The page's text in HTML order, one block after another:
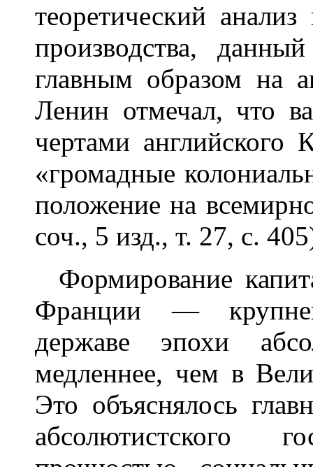
теоретический анализ
производства,
главным образом на
Ленин отмечал, что
чертами
«громадные
положение на
соч., 5 изд., т. 27, с.
Формирование
Франции —
державе эпохи
медленнее, чем в
Это объяснялось
абсолютистского